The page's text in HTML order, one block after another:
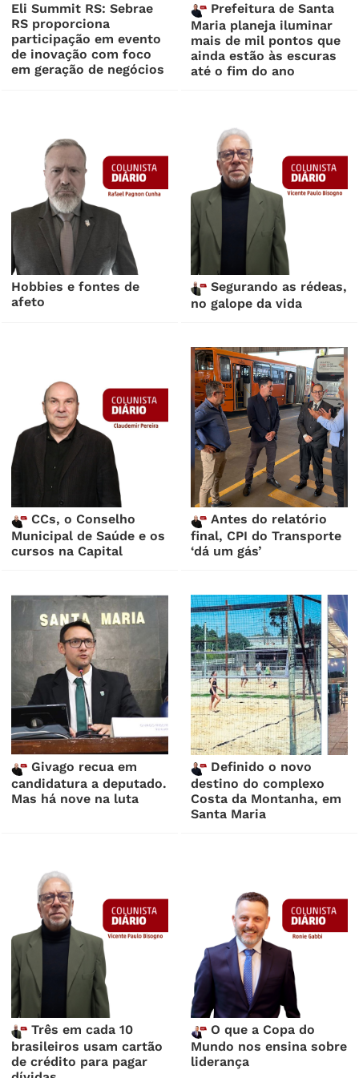
Eli Summit RS: Sebrae
RS proporciona
participação em evento
de inovação com foco
em geração de negócios
Prefeitura de Santa
Maria planeja iluminar
mais de mil pontos que
ainda estão às escuras
até o fim do ano
Hobbies e fontes de
afeto
Segurando as rédeas,
no galope da vida
CCs, o Conselho
Municipal de Saúde e os
cursos na Capital
Antes do relatório
final, CPI do Transporte
‘dá um gás’
Givago recua em
candidatura a deputado.
Mas há nove na luta
Definido o novo
destino do complexo
Costa da Montanha, em
Santa Maria
Três em cada 10
brasileiros usam cartão
de crédito para pagar
O que a Copa do
Mundo nos ensina sobre
liderança